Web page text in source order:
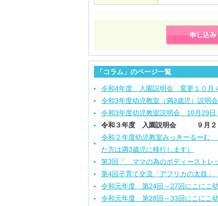
「コラム」のページ一覧
令和4年度 入園説明会 変更１０月
令和3年度幼児教室（満3歳児）説明
令和3年度幼児教室説明会 10月29日
令和３年度 入園説明会 ９月２
令和２年度幼児教室みっきーるーむ
た方は満3歳児に移行します）
第3回「 ママの為のボディーストレ
第4回子育て交流「アフリカの太鼓
令和元年度 第24回～27回にこにこ
令和元年度 第28回～33回にこにこ